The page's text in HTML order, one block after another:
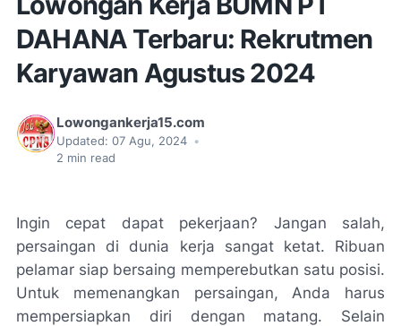
DAHANA Terbaru: Rekrutmen
Karyawan Agustus 2024
Lowongankerja15.com
Updated: 07 Agu, 2024 •
2 min read
Ingin cepat dapat pekerjaan? Jangan salah,
persaingan di dunia kerja sangat ketat. Ribuan
pelamar siap bersaing memperebutkan satu posisi.
Untuk memenangkan persaingan, Anda harus
mempersiapkan diri dengan matang. Selain